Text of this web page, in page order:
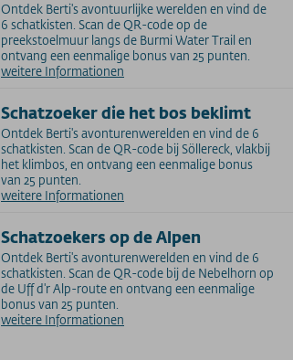
Ontdek Berti's avontuurlijke werelden en vind de
6 schatkisten. Scan de QR-code op de
preekstoelmuur langs de Burmi Water Trail en
ontvang een eenmalige bonus van 25 punten.
weitere Informationen
Schatzoeker die het bos beklimt
Ontdek Berti's avonturenwerelden en vind de 6
schatkisten. Scan de QR-code bij Söllereck, vlakbij
het klimbos, en ontvang een eenmalige bonus
van 25 punten.
weitere Informationen
Schatzoekers op de Alpen
Ontdek Berti's avonturenwerelden en vind de 6
schatkisten. Scan de QR-code bij de Nebelhorn op
de Uff d'r Alp-route en ontvang een eenmalige
bonus van 25 punten.
weitere Informationen